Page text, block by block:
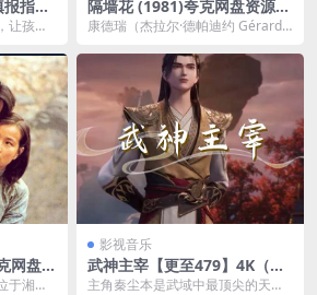
指导
让孩子
隔墙花 (1981)夸克网盘资源下
载 蓝光 4K UHD DV
康德瑞（杰拉尔·德帕迪约 Gérard
的...
网盘下
于湘、
影视音乐
武神主宰【更至479】4K（国
漫）夸克网盘下载
主角秦尘本是武域中最顶尖的天才